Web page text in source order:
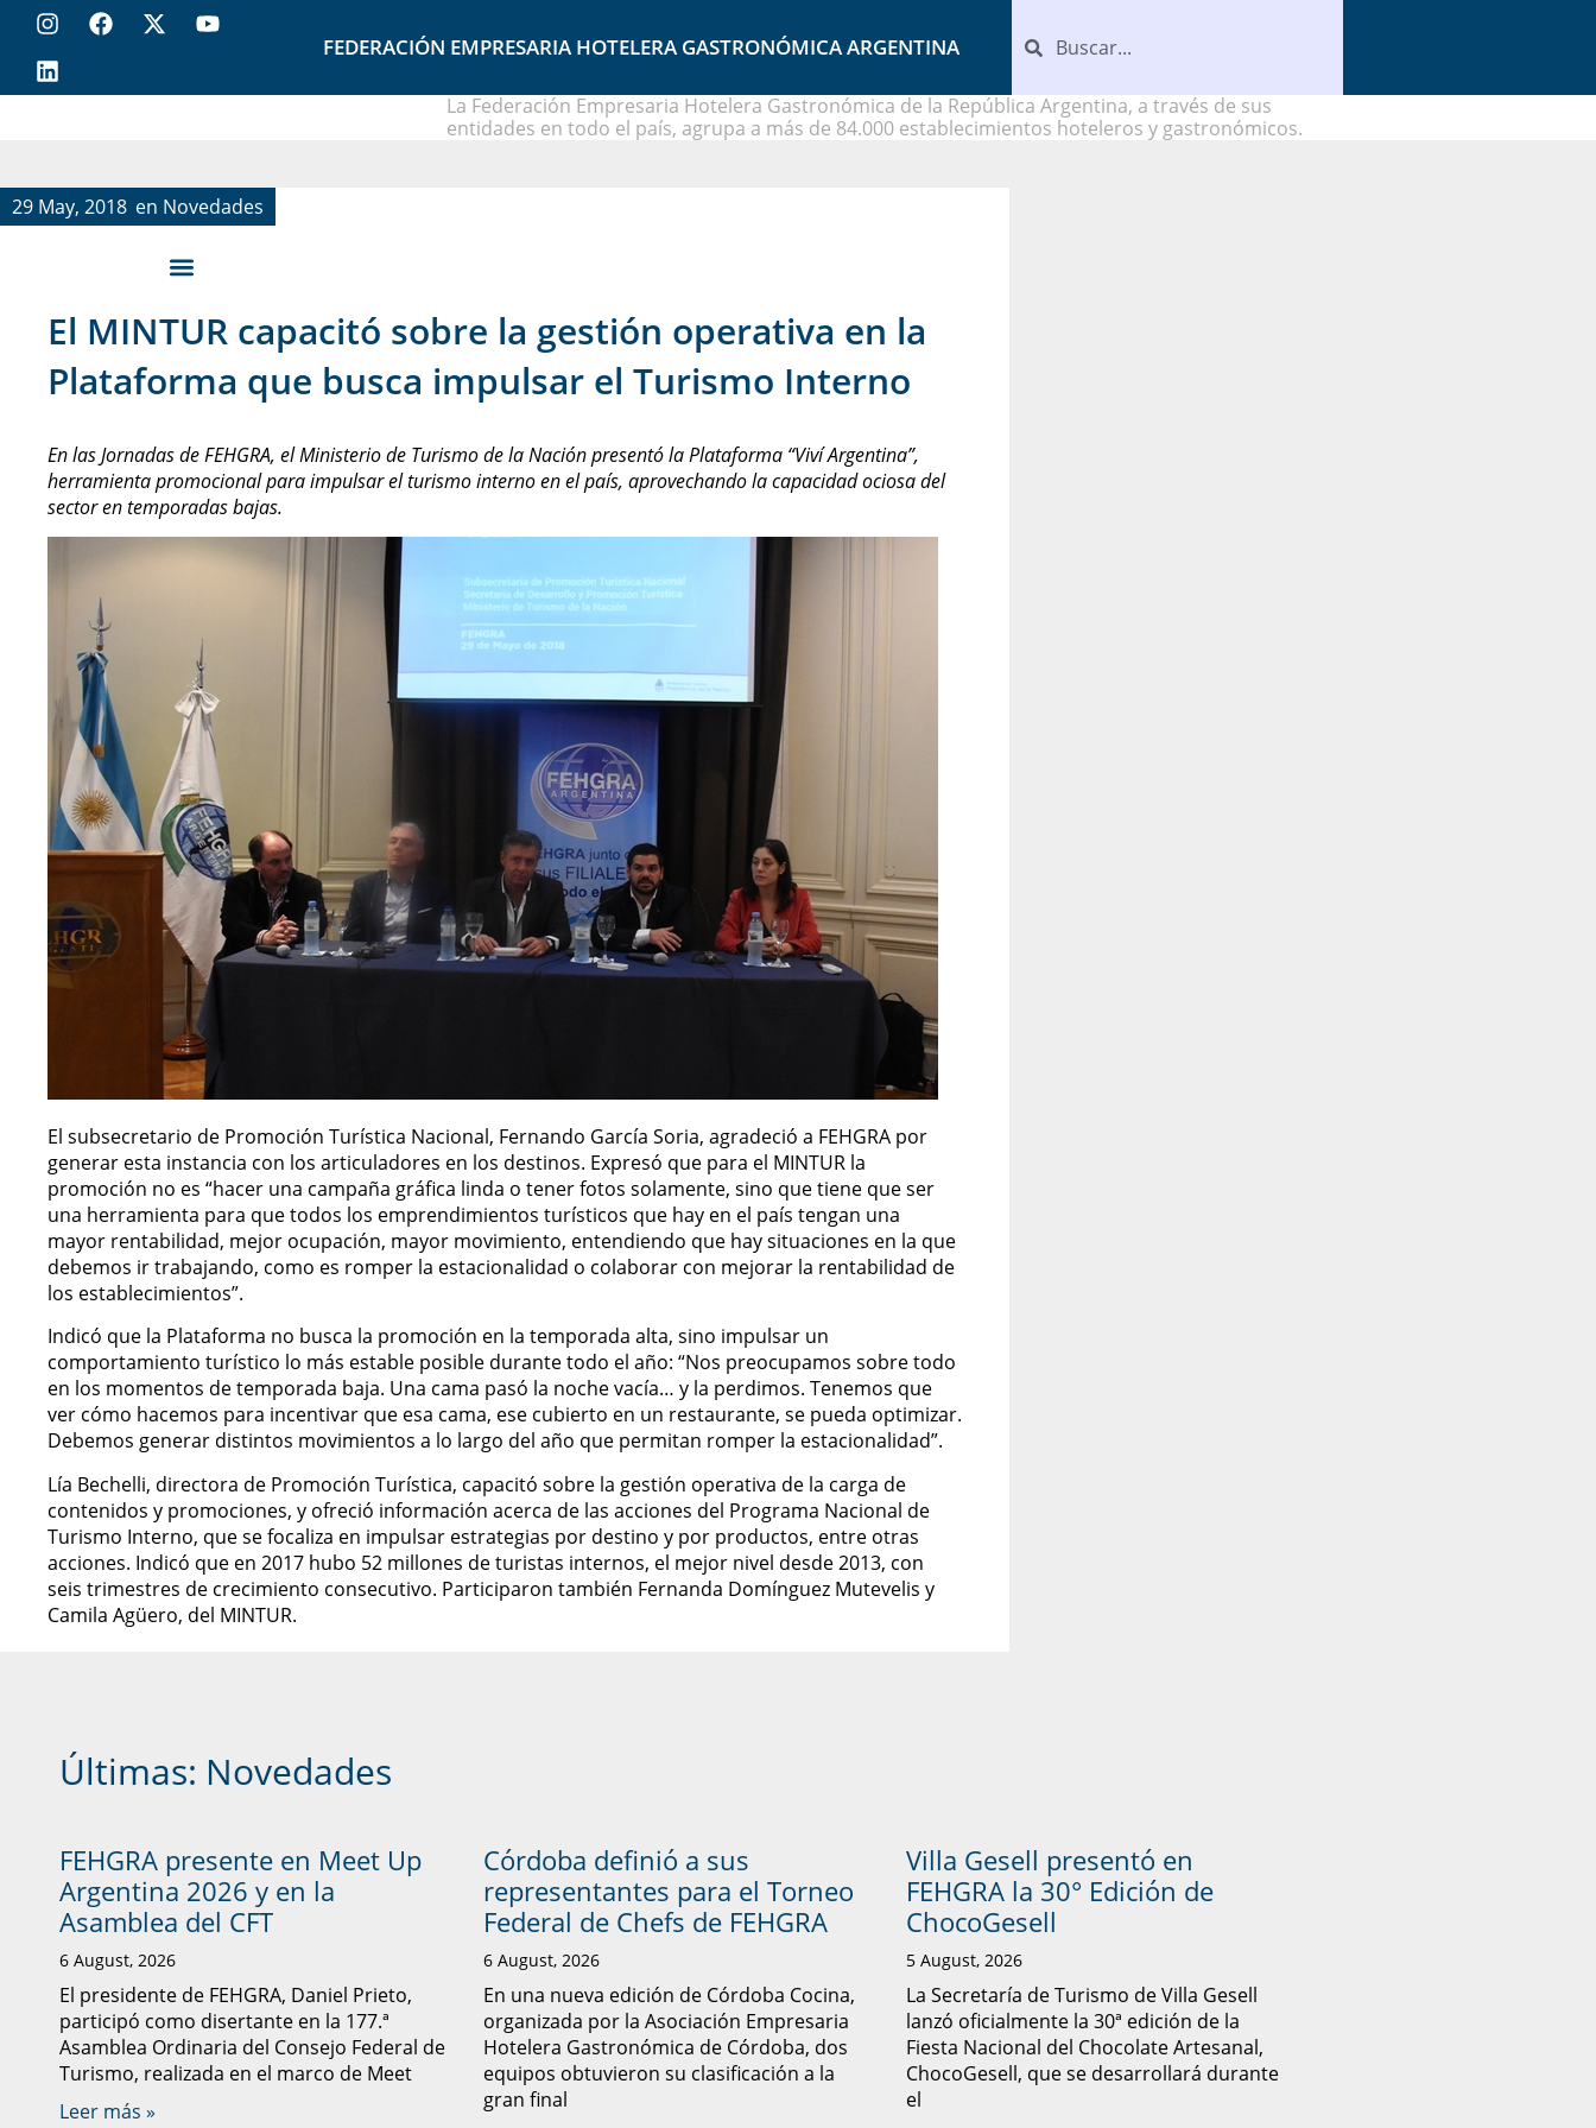
FEDERACIÓN EMPRESARIA HOTELERA GASTRONÓMICA ARGENTINA
La Federación Empresaria Hotelera Gastronómica de la República Argentina, a través de sus
entidades en todo el país, agrupa a más de 84.000 establecimientos hoteleros y gastronómicos.
29 May, 2018 en Novedades
El MINTUR capacitó sobre la gestión operativa en la
Plataforma que busca impulsar el Turismo Interno
En las Jornadas de FEHGRA, el Ministerio de Turismo de la Nación presentó la Plataforma “Viví Argentina”,
herramienta promocional para impulsar el turismo interno en el país, aprovechando la capacidad ociosa del
sector en temporadas bajas.
El subsecretario de Promoción Turística Nacional, Fernando García Soria, agradeció a FEHGRA por
generar esta instancia con los articuladores en los destinos. Expresó que para el MINTUR la
promoción no es “hacer una campaña gráfica linda o tener fotos solamente, sino que tiene que ser
una herramienta para que todos los emprendimientos turísticos que hay en el país tengan una
mayor rentabilidad, mejor ocupación, mayor movimiento, entendiendo que hay situaciones en la que
debemos ir trabajando, como es romper la estacionalidad o colaborar con mejorar la rentabilidad de
los establecimientos”.
Indicó que la Plataforma no busca la promoción en la temporada alta, sino impulsar un
comportamiento turístico lo más estable posible durante todo el año: “Nos preocupamos sobre todo
en los momentos de temporada baja. Una cama pasó la noche vacía… y la perdimos. Tenemos que
ver cómo hacemos para incentivar que esa cama, ese cubierto en un restaurante, se pueda optimizar.
Debemos generar distintos movimientos a lo largo del año que permitan romper la estacionalidad”.
Lía Bechelli, directora de Promoción Turística, capacitó sobre la gestión operativa de la carga de
contenidos y promociones, y ofreció información acerca de las acciones del Programa Nacional de
Turismo Interno, que se focaliza en impulsar estrategias por destino y por productos, entre otras
acciones. Indicó que en 2017 hubo 52 millones de turistas internos, el mejor nivel desde 2013, con
seis trimestres de crecimiento consecutivo. Participaron también Fernanda Domínguez Mutevelis y
Camila Agüero, del MINTUR.
Últimas: Novedades
FEHGRA presente en Meet Up
Argentina 2026 y en la
Asamblea del CFT
6 August, 2026
El presidente de FEHGRA, Daniel Prieto,
participó como disertante en la 177.ª
Asamblea Ordinaria del Consejo Federal de
Turismo, realizada en el marco de Meet
Leer más »
Córdoba definió a sus
representantes para el Torneo
Federal de Chefs de FEHGRA
6 August, 2026
En una nueva edición de Córdoba Cocina,
organizada por la Asociación Empresaria
Hotelera Gastronómica de Córdoba, dos
equipos obtuvieron su clasificación a la
gran final
Villa Gesell presentó en
FEHGRA la 30° Edición de
ChocoGesell
5 August, 2026
La Secretaría de Turismo de Villa Gesell
lanzó oficialmente la 30ª edición de la
Fiesta Nacional del Chocolate Artesanal,
ChocoGesell, que se desarrollará durante
el